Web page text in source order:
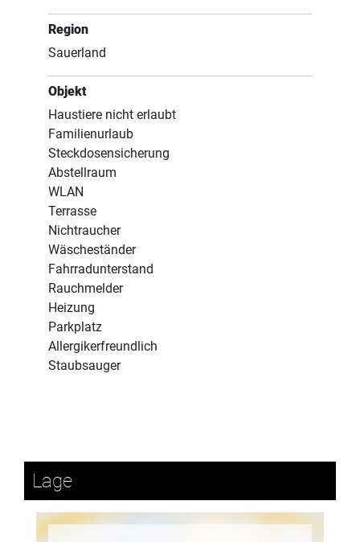
Region
Sauerland
Objekt
Haustiere nicht erlaubt
Familienurlaub
Steckdosensicherung
Abstellraum
WLAN
Terrasse
Nichtraucher
Wäscheständer
Fahrradunterstand
Rauchmelder
Heizung
Parkplatz
Allergikerfreundlich
Staubsauger
Lage